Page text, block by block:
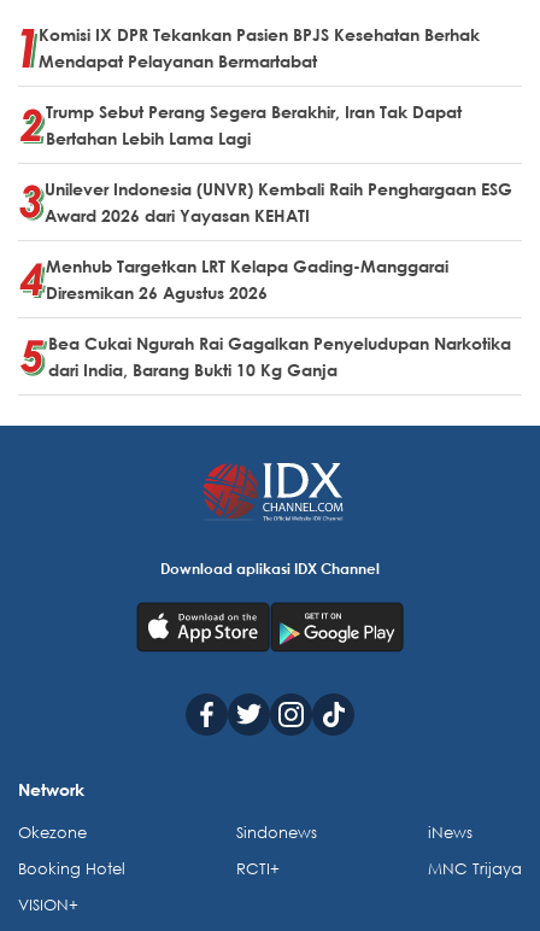
Komisi IX DPR Tekankan Pasien BPJS Kesehatan Berhak
Mendapat Pelayanan Bermartabat
Trump Sebut Perang Segera Berakhir, Iran Tak Dapat
Bertahan Lebih Lama Lagi
Unilever Indonesia (UNVR) Kembali Raih Penghargaan ESG
Award 2026 dari Yayasan KEHATI
Menhub Targetkan LRT Kelapa Gading-Manggarai
Diresmikan 26 Agustus 2026
Bea Cukai Ngurah Rai Gagalkan Penyeludupan Narkotika
dari India, Barang Bukti 10 Kg Ganja
Download aplikasi IDX Channel
Network
Okezone
Booking Hotel
VISION+
Sindonews
RCTI+
iNews
MNC Trijaya